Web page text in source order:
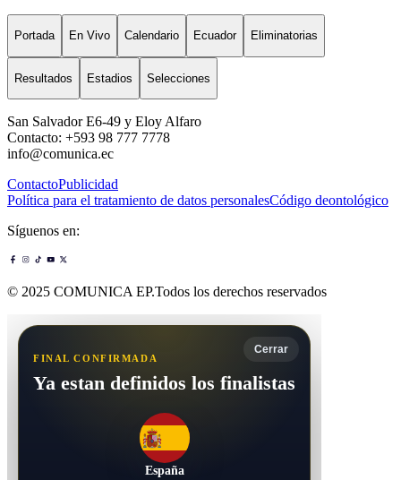
Portada En Vivo Calendario Ecuador Eliminatorias
Resultados Estadios Selecciones
San Salvador E6-49 y Eloy Alfaro
Contacto: +593 98 777 7778
info@comunica.ec
ContactoPublicidad
Política para el tratamiento de datos personalesCódigo deontológico
Síguenos en:
© 2025 COMUNICA EP.Todos los derechos reservados
Cerrar
FINAL CONFIRMADA
Ya estan definidos los finalistas
España